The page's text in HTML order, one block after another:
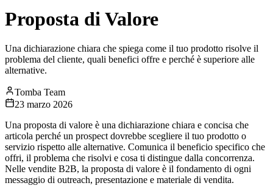
Proposta di Valore
Una dichiarazione chiara che spiega come il tuo prodotto risolve il
problema del cliente, quali benefici offre e perché è superiore alle
alternative.
Tomba Team
23 marzo 2026
Una proposta di valore è una dichiarazione chiara e concisa che
articola perché un prospect dovrebbe scegliere il tuo prodotto o
servizio rispetto alle alternative. Comunica il beneficio specifico che
offri, il problema che risolvi e cosa ti distingue dalla concorrenza.
Nelle vendite B2B, la proposta di valore è il fondamento di ogni
messaggio di outreach, presentazione e materiale di vendita.